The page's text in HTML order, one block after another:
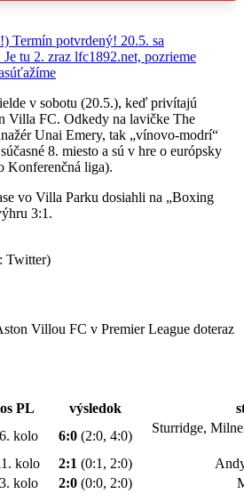
Termín potvrdený! 20.5. sa
tu 2. zraz lfc1892.net, pozrieme
v sobotu (20.5.), keď privítajú
Villa FC. Odkedy na lavičke The
Unai Emery, tak „vínovo-modrí“
8. miesto a sú v hre o európsky
Konferenčná liga).
vo Villa Parku dosiahli na „Boxing
3:1.
Twitter)
Villou FC v Premier League doteraz
PL výsledok
kolo 6:0 (2:0, 4:0)
Sturridge,
kolo 2:1 (0:1, 2:0)
kolo 2:0 (0:0, 2:0)